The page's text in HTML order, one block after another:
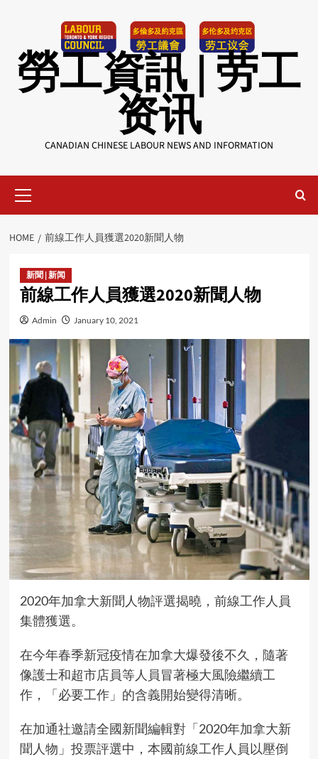
勞工資訊 | 劳工
资讯
CANADIAN CHINESE LABOUR NEWS AND INFORMATION
Menu
HOME 前線工作人員獲選2020新聞人物
新聞 | 新闻
前線工作人員獲選2020新聞人物
Admin January 10, 2021
2020年加拿大新聞人物評選揭曉，前線工作人員
集體獲選。
在今年春季新冠疫情在加拿大爆發後不久，隨著
像護士和超市店員等人員冒著極大風險繼續工
作，「必要工作」的含義開始變得清晰。
在加通社邀請全國新聞編輯對「2020年加拿大新
聞人物」投票評選中，本國前線工作人員以壓倒